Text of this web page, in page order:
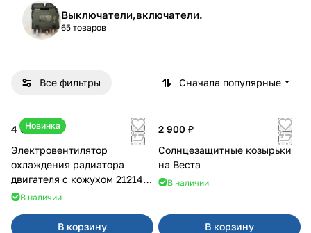
Выключатели,включатели.
65 товаров
Все фильтры Сначала популярные
Новинка
4 600 ₽
Электровентилятор
охлаждения радиатора
двигателя с кожухом 21214
2121-21213 ВАЛЕЕ 95
В наличии
В корзину
2 900 ₽
Солнцезащитные козырьки
на Веста
В наличии
В корзину